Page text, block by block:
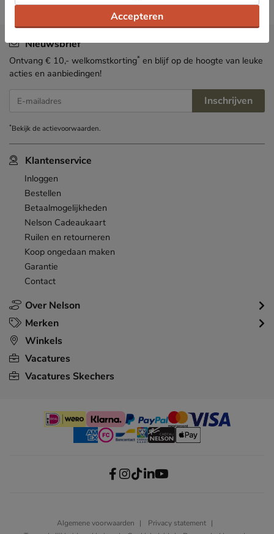
Over Nelson
Klantenservice
Inloggen
Bestellen
Betaalmogelijkheden
Nelson Cadeaukaart
Ruilen en retourneren
Koop ongedaan maken
Garantie
Contact
Merken
Winkels
Vacatures
Vacatures Skechers
Nieuwsbrief
Ontvang € 10,- welkomstkorting* en blijf op de hoogte van leuke
acties en aanbiedingen!
E-mailadres Inschrijven
*Bekijk deactievoorwaarden.
Algemene voorwaarden
Privacy statement
Accepteren